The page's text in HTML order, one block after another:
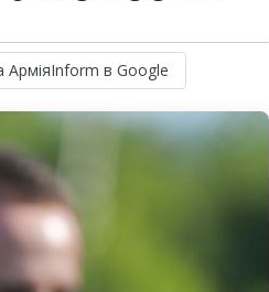
АрміяInform в Google